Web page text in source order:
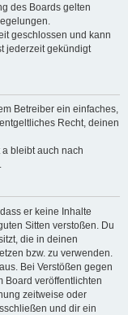
des Boards gelten
geschlossen und kann
jederzeit gekündigt
Betreiber ein einfaches,
Recht, deinen
bleibt auch nach
er keine Inhalte
Sitten verstoßen. Du
die in deinen
bzw. zu verwenden.
Bei Verstößen gegen
Board veröffentlichten
zeitweise oder
und dir ein